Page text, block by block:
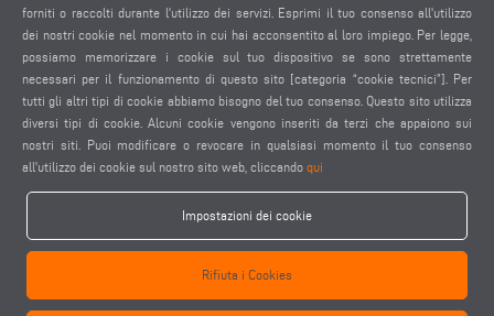
CONTRATTO DI MANUTENZIONE REMOTA
IMPOSTAZIONE COOKIES
CODICE DI CONDOTTA DEI FORNITORI
elumatec AG - Pinacher Straße 61 - 75417 Mühlacker - Germania - Telefono
+49 7041-14 0-mail@elumatec.com
elumatec AG infocenter - Lugwaldstraße 20 - 75417 Mühlacker - Germania
forniti o raccolti durante l'utilizzo dei servizi. Esprimi il tuo consenso all'utilizzo
dei nostri cookie nel momento in cui hai acconsentito al loro impiego. Per legge,
possiamo memorizzare i cookie sul tuo dispositivo se sono strettamente
necessari per il funzionamento di questo sito [categoria “cookie tecnici”]. Per
tutti gli altri tipi di cookie abbiamo bisogno del tuo consenso. Questo sito utilizza
diversi tipi di cookie. Alcuni cookie vengono inseriti da terzi che appaiono sui
nostri siti. Puoi modificare o revocare in qualsiasi momento il tuo consenso
all'utilizzo dei cookie sul nostro sito web, cliccando qui
Impostazioni dei cookie
Rifiuta i Cookies